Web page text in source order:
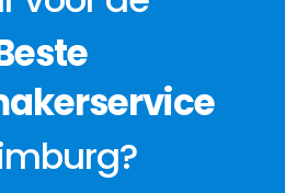
Portfolio